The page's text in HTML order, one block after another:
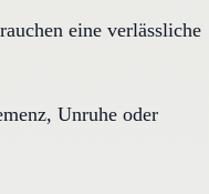
eine verlässliche
Unruhe oder